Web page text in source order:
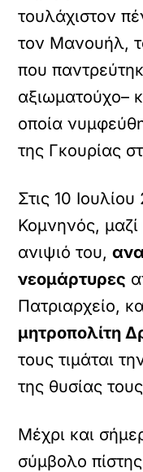
τουλάχιστον
τον Μανουήλ,
που
αξιωματούχο–
οποία
της Γκουρίας
Στις 10
Κομνηνός, μαζί
ανιψιό του,
νεομάρτυρες
Πατριαρχείο,
μητροπολίτη
τους τιμάται
της θυσίας
Μέχρι και
σύμβολο